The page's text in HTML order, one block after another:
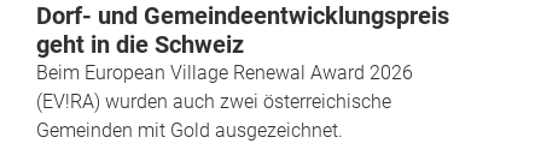
Dorf- und Gemeindeentwicklungspreis
geht in die Schweiz
Beim European Village Renewal Award 2026
(EV!RA) wurden auch zwei österreichische
Gemeinden mit Gold ausgezeichnet.